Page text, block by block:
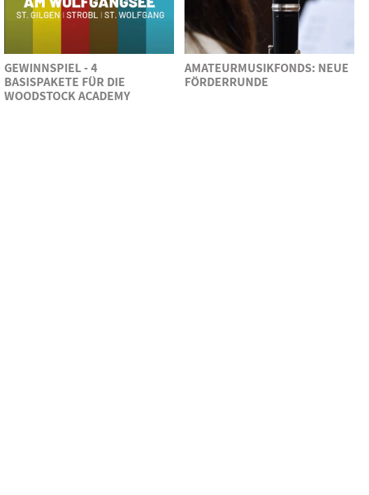
GEWINNSPIEL - 4
BASISPAKETE FÜR DIE
WOODSTOCK ACADEMY
AMATEURMUSIKFONDS: NEUE
FÖRDERRUNDE